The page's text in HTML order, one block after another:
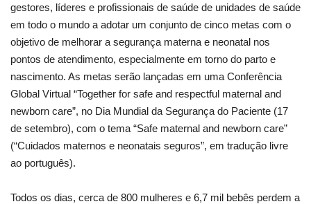
gestores, líderes e profissionais de saúde de unidades de saúde
em todo o mundo a adotar um conjunto de cinco metas com o
objetivo de melhorar a segurança materna e neonatal nos
pontos de atendimento, especialmente em torno do parto e
nascimento. As metas serão lançadas em uma Conferência
Global Virtual “Together for safe and respectful maternal and
newborn care”, no Dia Mundial da Segurança do Paciente (17
de setembro), com o tema “Safe maternal and newborn care”
(“Cuidados maternos e neonatais seguros”, em tradução livre
ao português).
Todos os dias, cerca de 800 mulheres e 6,7 mil bebês perdem a